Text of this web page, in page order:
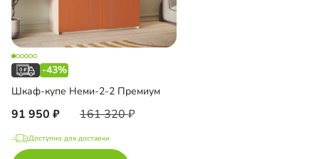
-43%
Шкаф-купе Неми-2-2 Премиум
91 950 161 320
Доступно для доставки